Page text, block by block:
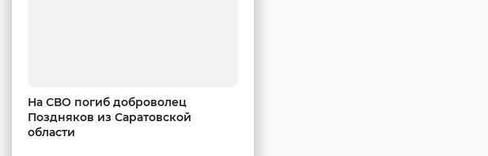
На СВО погиб доброволец
Поздняков из Саратовской
области